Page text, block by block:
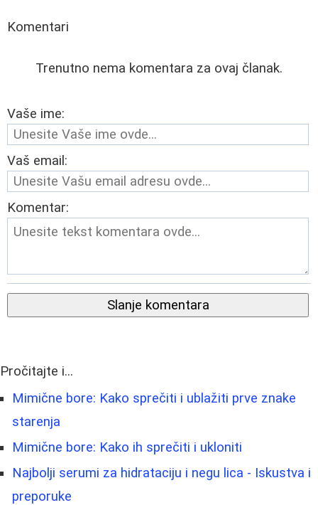
Komentari
Trenutno nema komentara za ovaj članak.
Vaše ime:
Vaš email:
Komentar:
Slanje komentara
Pročitajte i...
Mimične bore: Kako sprečiti i ublažiti prve znake
starenja
Mimične bore: Kako ih sprečiti i ukloniti
Najbolji serumi za hidrataciju i negu lica - Iskustva i
preporuke